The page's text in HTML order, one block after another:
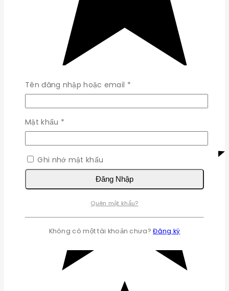
Tên đăng nhập hoặc email *Bắt
buộc
Mật khẩu *
buộc
Ghi nhớ mật khẩu
Đăng Nhập
Quên mật khẩu?
Không có một tài khoản chưa?Đăng ký